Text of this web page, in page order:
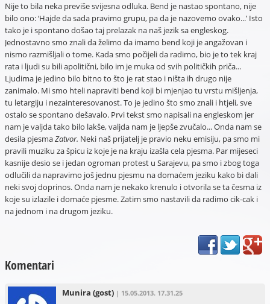
Nije to bila neka previše svijesna odluka. Bend je nastao spontano, nije
bilo ono: ‘Hajde da sada pravimo grupu, pa da je nazovemo ovako...’ Isto
tako je i spontano došao taj prelazak na naš jezik sa engleskog.
Jednostavno smo znali da želimo da imamo bend koji je angažovan i
nismo razmišljali o tome. Kada smo počijeli da radimo, bio je to tek kraj
rata i ljudi su bili apolitični, bilo im je muka od svih političkih priča...
Ljudima je jedino bilo bitno to što je rat stao i ništa ih drugo nije
zanimalo. Mi smo hteli napraviti bend koji bi mjenjao tu vrstu mišljenja,
tu letargiju i nezainteresovanost. To je jedino što smo znali i htjeli, sve
ostalo se spontano dešavalo. Prvi tekst smo napisali na engleskom jer
nam je valjda tako bilo lakše, valjda nam je ljepše zvučalo... Onda nam se
desila pjesmaZatvor. Neki naš prijatelj je pravio neku emisiju, pa smo mi
pravili muziku za špicu iz koje je na kraju izašla cela pjesma. Par mijeseci
kasnije desio se i jedan ogroman protest u Sarajevu, pa smo i zbog toga
odlučili da napravimo još jednu pjesmu na domaćem jeziku kako bi dali
neki svoj doprinos. Onda nam je nekako krenulo i otvorila se ta česma iz
koje su izlazile i domaće pjesme. Zatim smo nastavili da radimo cik-cak i
na jednom i na drugom jeziku.
Komentari
Munira (gost) | 15.05.2013. 17.31.25